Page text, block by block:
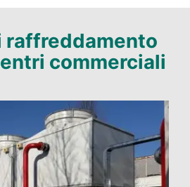
raffreddamento
commerciali